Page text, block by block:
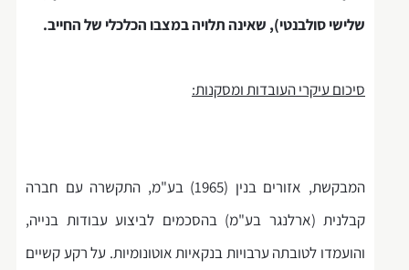
שלישי סולבנטי), שאינה תלויה במצבו הכלכלי של החייב.
סיכום עיקרי העובדות ומסקנות:
המבקשת, אזורים בנין (1965) בע"מ, התקשרה עם חברה
קבלנית (ארלנגר בע"מ) בהסכמים לביצוע עבודות בנייה,
והועמדו לטובתה ערבויות בנקאיות אוטונומיות. על רקע קשיים